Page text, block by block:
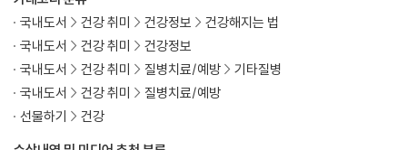
제거식이요법으로 미리 준비하기
- 방해물은 없애고 모자라는 것은 채우기 | 신중하게 접근해야 할 pH의 문
제 | 고치지 못하는 병은 없다, 고치지 못하는 환자가 있을 뿐
7. Start : 클린 프로그램 따라 하기
국내도서
건강 취미 건강정보
건강해지는 법
국내도서
건강 취미
건강정보
국내도서
건강 취미 질병치료/예방
기타질병
국내도서
건강 취미
질병치료/예방
선물하기
건강